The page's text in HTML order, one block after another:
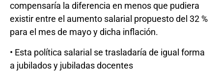
compensaría la diferencia en menos que pudiera
existir entre el aumento salarial propuesto del 32 %
para el mes de mayo y dicha inflación.
• Esta política salarial se trasladaría de igual forma
a jubilados y jubiladas docentes